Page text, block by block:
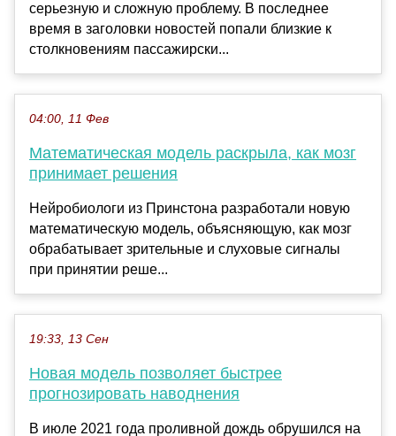
серьезную и сложную проблему. В последнее
время в заголовки новостей попали близкие к
столкновениям пассажирски...
04:00, 11 Фев
Математическая модель раскрыла, как мозг
принимает решения
Нейробиологи из Принстона разработали новую
математическую модель, объясняющую, как мозг
обрабатывает зрительные и слуховые сигналы
при принятии реше...
19:33, 13 Сен
Новая модель позволяет быстрее
прогнозировать наводнения
В июле 2021 года проливной дождь обрушился на